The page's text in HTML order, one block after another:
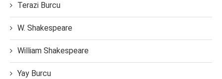
Terazi Burcu
W. Shakespeare
William Shakespeare
Yay Burcu